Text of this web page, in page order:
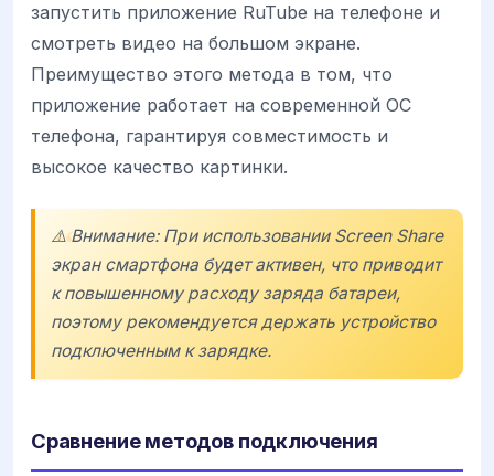
запустить приложение RuTube на телефоне и
смотреть видео на большом экране.
Преимущество этого метода в том, что
приложение работает на современной ОС
телефона, гарантируя совместимость и
высокое качество картинки.
⚠️ Внимание: При использовании Screen Share
экран смартфона будет активен, что приводит
к повышенному расходу заряда батареи,
поэтому рекомендуется держать устройство
подключенным к зарядке.
Сравнение методов подключения